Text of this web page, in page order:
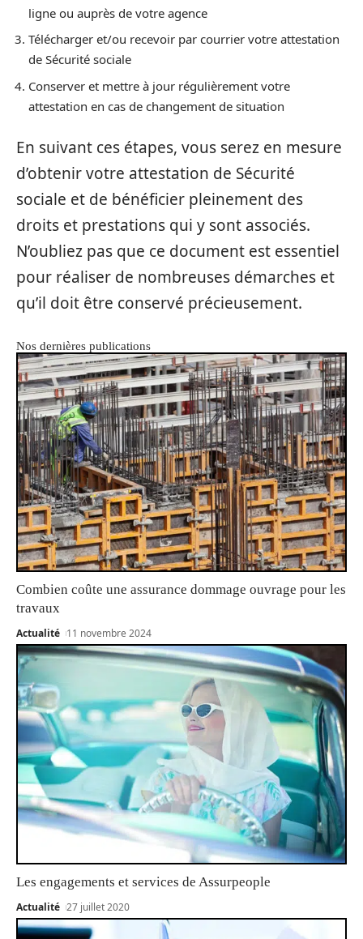
ligne ou auprès de votre agence
Télécharger et/ou recevoir par courrier votre attestation
de Sécurité sociale
Conserver et mettre à jour régulièrement votre
attestation en cas de changement de situation
En suivant ces étapes, vous serez en mesure
d’obtenir votre attestation de Sécurité
sociale et de bénéficier pleinement des
droits et prestations qui y sont associés.
N’oubliez pas que ce document est essentiel
pour réaliser de nombreuses démarches et
qu’il doit être conservé précieusement.
Nos dernières publications
Combien coûte une assurance dommage ouvrage pour les
travaux
Actualité 11 novembre 2024
Les engagements et services de Assurpeople
Actualité 27 juillet 2020